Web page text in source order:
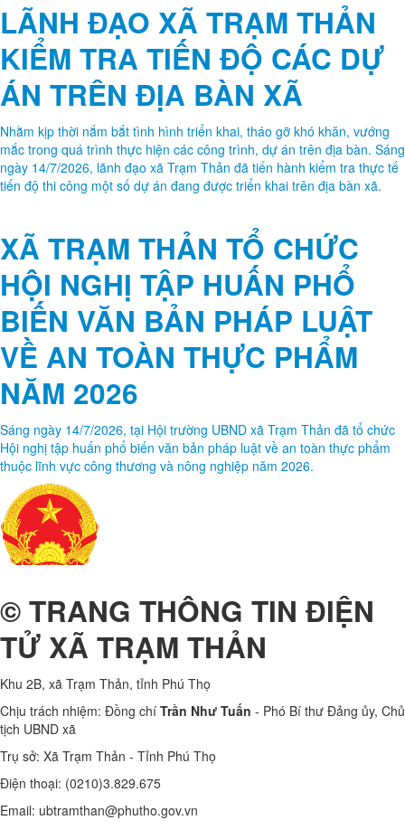
LÃNH ĐẠO XÃ TRẠM THẢN
KIỂM TRA TIẾN ĐỘ CÁC DỰ
ÁN TRÊN ĐỊA BÀN XÃ
Nhằm kịp thời nắm bắt tình hình triển khai, tháo gỡ khó khăn, vướng
mắc trong quá trình thực hiện các công trình, dự án trên địa bàn. Sáng
ngày 14/7/2026, lãnh đạo xã Trạm Thản đã tiến hành kiểm tra thực tế
tiến độ thi công một số dự án đang được triển khai trên địa bàn xã.
XÃ TRẠM THẢN TỔ CHỨC
HỘI NGHỊ TẬP HUẤN PHỔ
BIẾN VĂN BẢN PHÁP LUẬT
VỀ AN TOÀN THỰC PHẨM
NĂM 2026
Sáng ngày 14/7/2026, tại Hội trường UBND xã Trạm Thản đã tổ chức
Hội nghị tập huấn phổ biến văn bản pháp luật về an toàn thực phẩm
thuộc lĩnh vực công thương và nông nghiệp năm 2026. ​
© TRANG THÔNG TIN ĐIỆN
TỬ XÃ TRẠM THẢN
Khu 2B, xã Trạm Thản, tỉnh Phú Thọ
Chịu trách nhiệm: Đồng chí Trần Như Tuấn - Phó Bí thư Đảng ủy, Chủ
tịch UBND xã
Trụ sở: Xã Trạm Thản - Tỉnh Phú Thọ
Điện thoại: (0210)3.829.675
Email: ubtramthan@phutho.gov.vn